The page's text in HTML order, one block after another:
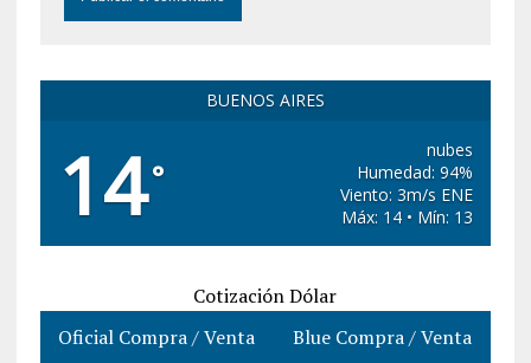
BUENOS AIRES
14°
nubes
Humedad: 94%
Viento: 3m/s ENE
Máx: 14 • Mín: 13
Cotización Dólar
Oficial Compra / Venta
Blue Compra / Venta